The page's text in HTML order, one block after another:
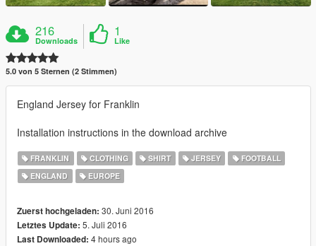
216
Downloads
1
Like
5.0 von 5 Sternen (2 Stimmen)
England Jersey for Franklin
Installation instructions in the download archive
FRANKLIN CLOTHING SHIRT JERSEY
FOOTBALL
ENGLAND
EUROPE
Zuerst hochgeladen: 30. Juni 2016
Letztes Update: 5. Juli 2016
Last Downloaded: 4 hours ago